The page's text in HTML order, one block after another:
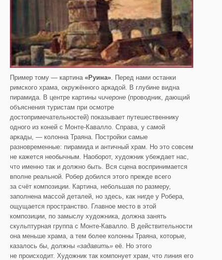
Пример тому — картина «Руина» . Перед нами останки
римского храма, окружённого аркадой. В глубине видна
пирамида. В центре картины чичероне (проводник, дающий
объяснения туристам при осмотре
достопримечательностей) показывает путешественнику
одного из коней с Монте-Кавалло. Справа, у самой
аркады, — колонна Траяна. Постройки самые
разновременные: пирамида и античный храм. Но это совсем
не кажется необычным. Наоборот, художник убеждает нас,
что именно так и должно быть. Вся сцена воспринимается
вполне реальной. Робер добился этого прежде всего
за счёт композиции. Картина, небольшая по размеру,
заполнена массой деталей, но здесь, как нигде у Робера,
ощущается пространство. Главное место в этой
композиции, по замыслу художника, должна занять
скульптурная группа с Монте-Кавалло. В действительности
она меньше храма, а тем более колонны Траяна, которые,
казалось бы, должны «задавить» её. Но этого
не происходит. Художник так компонует храм, что линия его